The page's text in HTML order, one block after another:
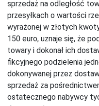
sprzedaż na odległość
przesyłkach o wartości
wyrażonej w złotych
150 euro, uznaje się, że
towary i dokonał ich
fikcyjnego podzielenia
dokonywanej przez
sprzedaż za
ostatecznego nabywcy